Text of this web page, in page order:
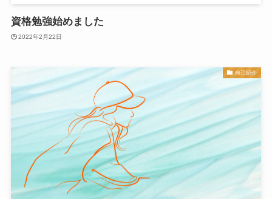
資格勉強始めました
2022年2月22日
自己紹介